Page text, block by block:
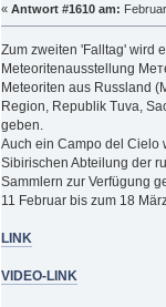
« Antwort #1610 am:
Zum zweiten 'Falltag' wird
Meteoritenausstellung
Meteoriten aus Russland
Region, Republik Tuva,
geben.
Auch ein Campo del Cielo
Sibirischen Abteilung der
Sammlern zur Verfügung
11 Februar bis zum 18
LINK
VIDEO-LINK